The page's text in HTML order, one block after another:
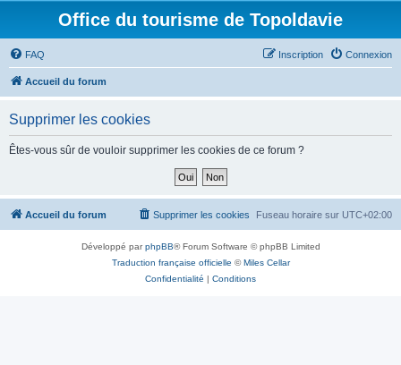
Office du tourisme de Topoldavie
FAQ Connexion
Inscription
Accueil du forum
Supprimer les cookies
Êtes-vous sûr de vouloir supprimer les cookies de ce forum ?
Accueil du forum Fuseau horaire sur UTC+02:00
Supprimer les cookies
Développé parphpBB® Forum Software © phpBB Limited
Traduction française officielle ©Miles Cellar
Confidentialité | Conditions